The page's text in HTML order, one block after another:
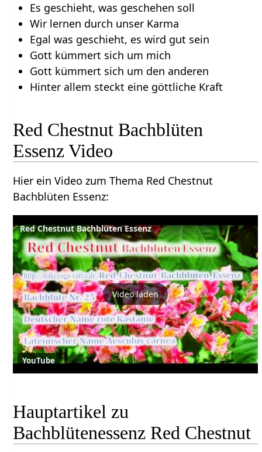
Es geschieht, was geschehen soll
Wir lernen durch unser Karma
Egal was geschieht, es wird gut sein
Gott kümmert sich um mich
Gott kümmert sich um den anderen
Hinter allem steckt eine göttliche Kraft
Red Chestnut Bachblüten
Essenz Video
Hier ein Video zum Thema Red Chestnut
Bachblüten Essenz:
Red Chestnut Bachblüten Essenz
Video laden
YouTube
Hauptartikel zu
Bachblütenessenz Red Chestnut